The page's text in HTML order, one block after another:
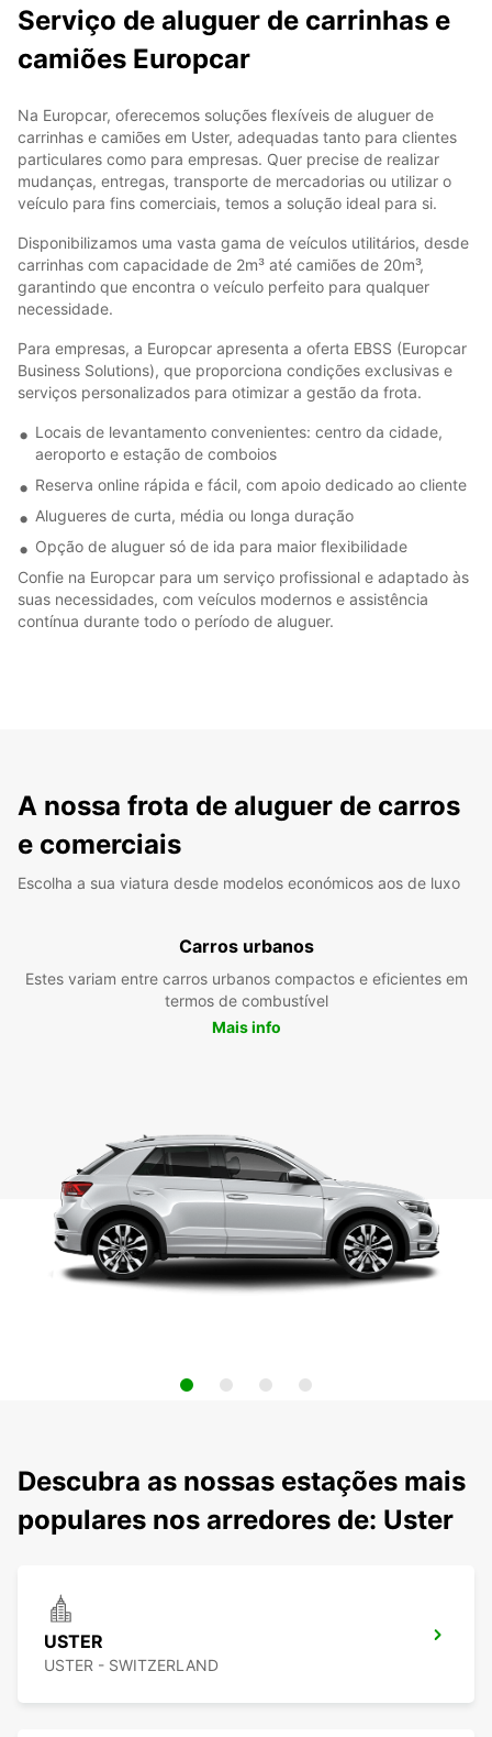
Serviço de aluguer de carrinhas e
camiões Europcar
Na Europcar, oferecemos soluções flexíveis de aluguer de
carrinhas e camiões em Uster, adequadas tanto para clientes
particulares como para empresas. Quer precise de realizar
mudanças, entregas, transporte de mercadorias ou utilizar o
veículo para fins comerciais, temos a solução ideal para si.
Disponibilizamos uma vasta gama de veículos utilitários, desde
carrinhas com capacidade de 2m³ até camiões de 20m³,
garantindo que encontra o veículo perfeito para qualquer
necessidade.
Para empresas, a Europcar apresenta a oferta EBSS (Europcar
Business Solutions), que proporciona condições exclusivas e
serviços personalizados para otimizar a gestão da frota.
Locais de levantamento convenientes: centro da cidade,
aeroporto e estação de comboios
Reserva online rápida e fácil, com apoio dedicado ao cliente
Alugueres de curta, média ou longa duração
Opção de aluguer só de ida para maior flexibilidade
Confie na Europcar para um serviço profissional e adaptado às
suas necessidades, com veículos modernos e assistência
contínua durante todo o período de aluguer.
A nossa frota de aluguer de carros
e comerciais
Escolha a sua viatura desde modelos económicos aos de luxo
Carros urbanos
Estes variam entre carros urbanos compactos e eficientes em
termos de combustível
Mais info
Descubra as nossas estações mais
populares nos arredores de: Uster
USTER
USTER - SWITZERLAND